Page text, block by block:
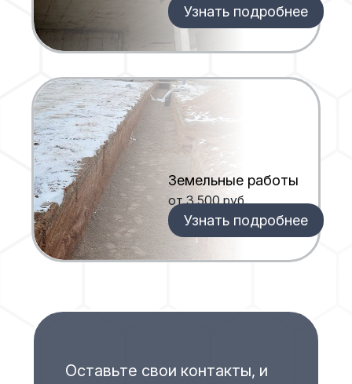
Узнать подробнее
Земельные работы
от 3 500 руб.
Узнать подробнее
Оставьте свои контакты, и